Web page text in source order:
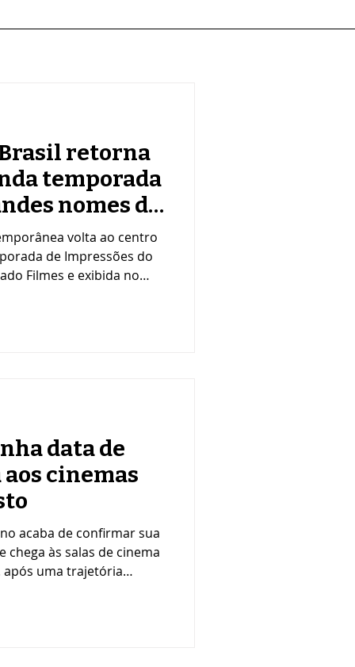
retorna
temporada
nomes da
volta ao centro
de Impressões do
Filmes e exibida no
data de
cinemas
acaba de confirmar sua
chega às salas de cinema
após uma trajetória